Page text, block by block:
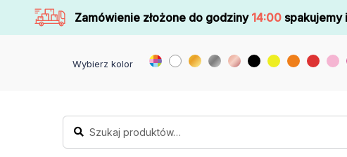
Zamówienie złożone do godziny 14:00 spakujemy
Wybierz kolor
Szukaj:
Szukaj